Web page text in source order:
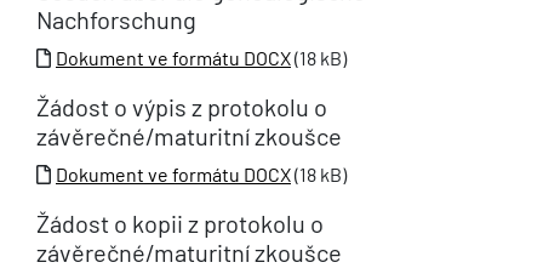
Nachforschung
Dokument ve formátu DOCX(18 kB)
Žádost o výpis z protokolu o
závěrečné/maturitní zkoušce
Dokument ve formátu DOCX(18 kB)
Žádost o kopii z protokolu o
závěrečné/maturitní zkoušce